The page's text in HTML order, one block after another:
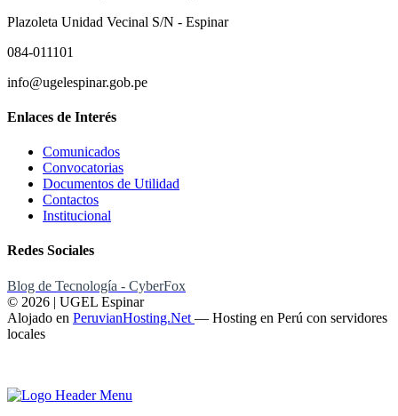
Plazoleta Unidad Vecinal S/N - Espinar
084-011101
info@ugelespinar.gob.pe
Enlaces de Interés
Comunicados
Convocatorias
Documentos de Utilidad
Contactos
Institucional
Redes Sociales
Blog de Tecnología - CyberFox
© 2026 | UGEL Espinar
Alojado en PeruvianHosting.Net — Hosting en Perú con servidores
locales